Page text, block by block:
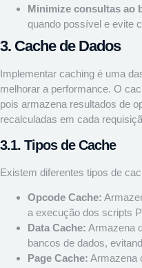
Minimize consultas ao
quando possível e evite
3. Cache de Dados
Implementar caching é uma
melhorar a performance. O
pois armazena resultados de
recalculadas em cada
3.1. Tipos de Cache
Existem diferentes tipos de
Opcode Cache:
a execução dos scripts
Data Cache: Armazena
bancos de dados,
Page Cache: Armazena